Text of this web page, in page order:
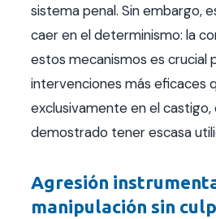
sistema penal. Sin embargo,
caer en el determinismo: la
estos mecanismos es crucial
intervenciones más eficaces
exclusivamente en el castigo,
demostrado tener escasa
Agresión
manipulación sin